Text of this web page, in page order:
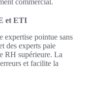
commercial.
et ETI
expertise pointue sans
des experts paie
RH supérieure. La
et facilite la